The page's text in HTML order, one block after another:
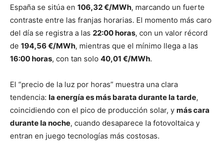
España se sitúa en 106,32 €/MWh, marcando un fuerte
contraste entre las franjas horarias. El momento más caro
del día se registra a las 22:00 horas, con un valor récord
de 194,56 €/MWh, mientras que el mínimo llega a las
16:00 horas, con tan solo 40,01 €/MWh.
El “precio de la luz por horas” muestra una clara
tendencia: la energía es más barata durante la tarde,
coincidiendo con el pico de producción solar, y más cara
durante la noche, cuando desaparece la fotovoltaica y
entran en juego tecnologías más costosas.